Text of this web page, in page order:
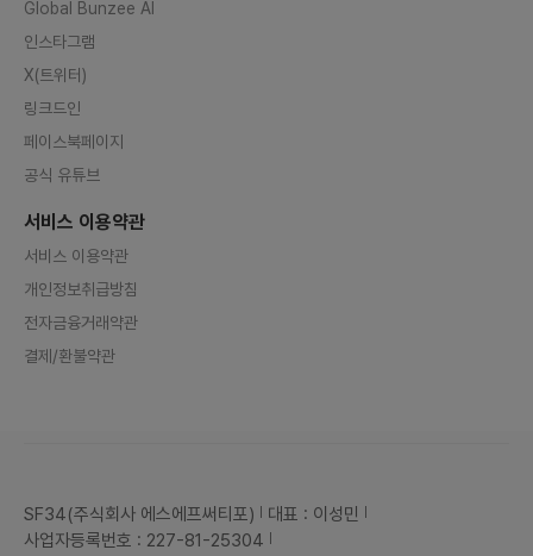
Global Bunzee AI
인스타그램
X(트위터)
링크드인
페이스북페이지
공식 유튜브
서비스 이용약관
서비스 이용약관
개인정보취급방침
전자금융거래약관
결제/환불약관
SF34(주식회사 에스에프써티포)
대표 : 이성민
사업자등록번호 : 227-81-25304